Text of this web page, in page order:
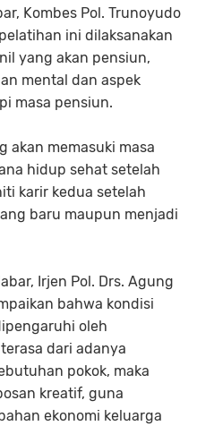
Kombes Pol. Trunoyudo
ini dilaksanakan
yang akan pensiun,
mental dan aspek
masa pensiun.
akan memasuki masa
hidup sehat setelah
karir kedua setelah
baru maupun menjadi
Irjen Pol. Drs. Agung
bahwa kondisi
oleh
dari adanya
pokok, maka
kreatif, guna
ekonomi keluarga